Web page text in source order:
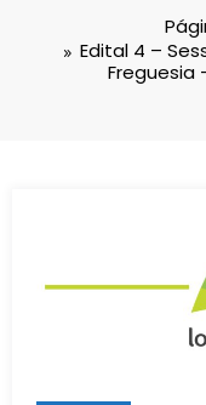
Edital 4 –
Freguesia